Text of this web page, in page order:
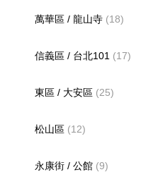
萬華區 / 龍山寺 (18)
信義區 / 台北101 (17)
東區 / 大安區 (25)
松山區 (12)
永康街 / 公館 (9)